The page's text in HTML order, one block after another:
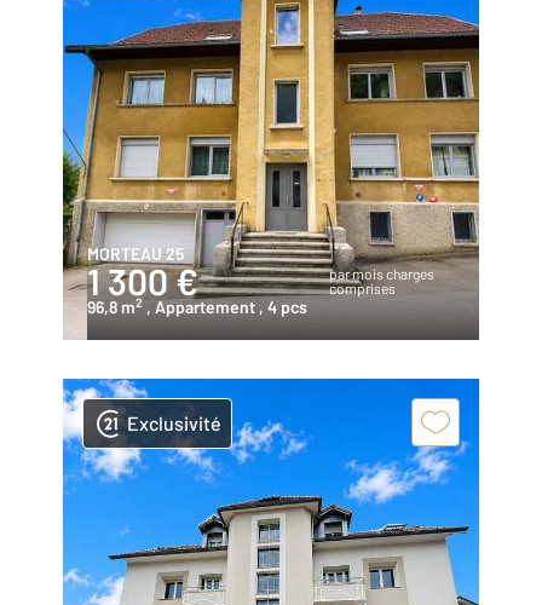
MORTEAU 25
1 300 €
par mois charges
comprises
96,8 m2 , Appartement , 4 pcs
Exclusivité